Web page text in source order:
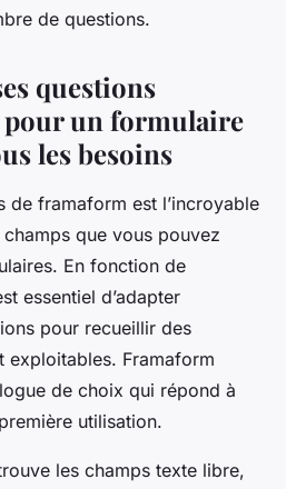
de questions.
questions
pour un formulaire
les besoins
de framaform est l’incroyable
que vous pouvez
En fonction de
essentiel d’adapter
pour recueillir des
exploitables. Framaform
de choix qui répond à
utilisation.
les champs texte libre,